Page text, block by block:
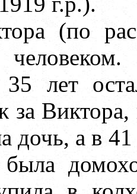
(по
лет
Виктора,
дочь, а в